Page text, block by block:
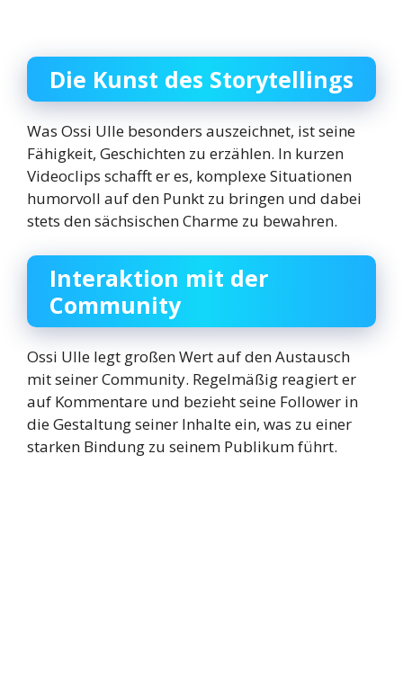
Die Kunst des Storytellings
Was Ossi Ulle besonders auszeichnet, ist seine
Fähigkeit, Geschichten zu erzählen. In kurzen
Videoclips schafft er es, komplexe Situationen
humorvoll auf den Punkt zu bringen und dabei
stets den sächsischen Charme zu bewahren.
Interaktion mit der
Community
Ossi Ulle legt großen Wert auf den Austausch
mit seiner Community. Regelmäßig reagiert er
auf Kommentare und bezieht seine Follower in
die Gestaltung seiner Inhalte ein, was zu einer
starken Bindung zu seinem Publikum führt.